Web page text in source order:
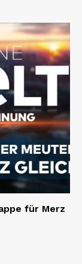
für Merz